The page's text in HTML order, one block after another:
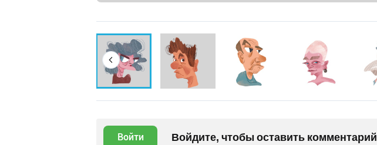
Войти Войдите, чтобы оставить комментарий